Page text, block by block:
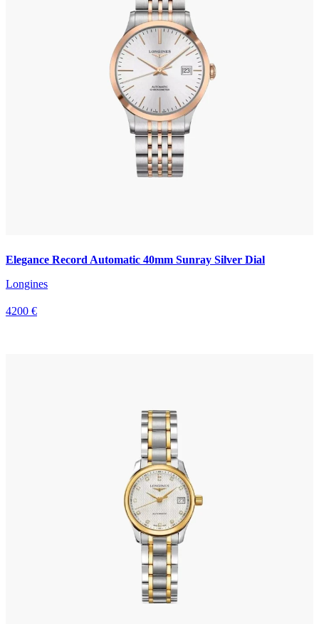
Elegance Record Automatic 40mm Sunray Silver Dial
Longines
4200 €